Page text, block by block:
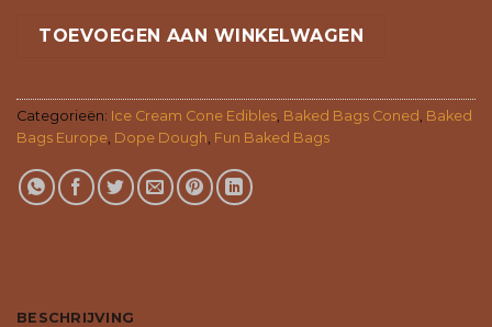
TOEVOEGEN AAN WINKELWAGEN
Categorieën: Ice Cream Cone Edibles Baked Bags Coned Baked
Bags Europe Dope Dough Fun Baked Bags
BESCHRIJVING